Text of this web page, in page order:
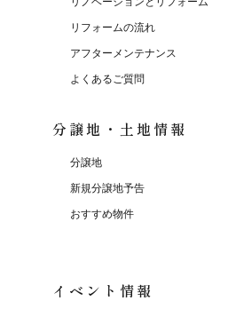
リフォームの流れ
アフターメンテナンス
よくあるご質問
分譲地・土地情報
分譲地
新規分譲地予告
おすすめ物件
イベント情報